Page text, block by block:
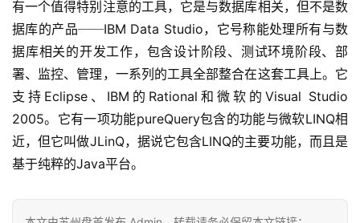
有一个值得特别注意的工具，它是与数据库相关，但不是数
据库的产品──IBM Data Studio，它号称能处理所有与数
据库相关的开发工作，包含设计阶段、测试环境阶段、部
署、监控、管理，一系列的工具全部整合在这套工具上。它
支持Eclipse、IBM的Rational和微软的Visual Studio
2005。它有一项功能pureQuery包含的功能与微软LINQ相
近，但它叫做JLinQ，据说它包含LINQ的主要功能，而且是
基于纯粹的Java平台。